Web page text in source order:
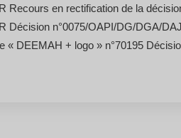
Recours en rectification de la
Décision n°0075/OAPI/DG/DGA/
« DEEMAH + logo » n°70195